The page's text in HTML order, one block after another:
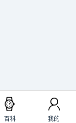
百科 我的